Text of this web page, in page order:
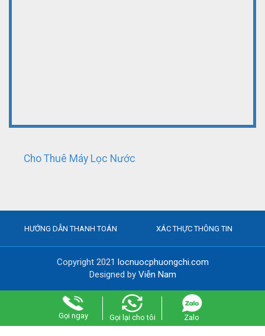
Cho Thuê Máy Lọc Nước
HƯỚNG DẪN THANH TOÁN XÁC THỰC THÔNG TIN
Copyright 2021 locnuocphuongchi.com
Designed by Viễn Nam
Gọi ngay Gọi lại cho tôi Zalo